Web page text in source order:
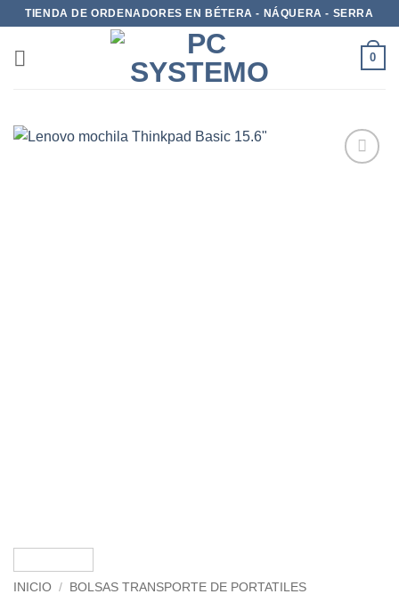
TIENDA DE ORDENADORES EN BÉTERA - NÁQUERA - SERRA
0
INICIO / BOLSAS TRANSPORTE DE PORTATILES